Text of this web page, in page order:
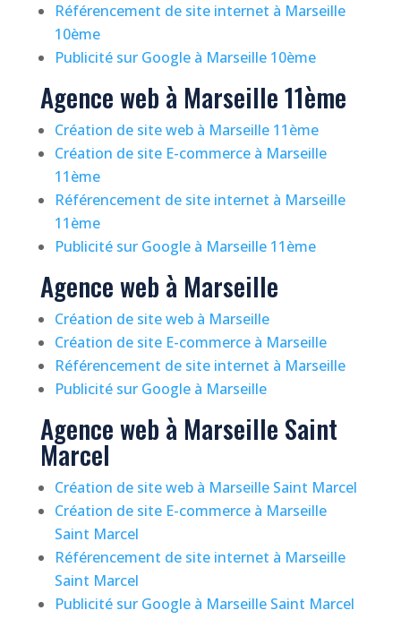
Référencement de site internet à Marseille
10ème
Publicité sur Google à Marseille 10ème
Agence web à Marseille 11ème
Création de site web à Marseille 11ème
Création de site E-commerce à Marseille
11ème
Référencement de site internet à Marseille
11ème
Publicité sur Google à Marseille 11ème
Agence web à Marseille
Création de site web à Marseille
Création de site E-commerce à Marseille
Référencement de site internet à Marseille
Publicité sur Google à Marseille
Agence web à Marseille Saint
Marcel
Création de site web à Marseille Saint Marcel
Création de site E-commerce à Marseille
Saint Marcel
Référencement de site internet à Marseille
Saint Marcel
Publicité sur Google à Marseille Saint Marcel